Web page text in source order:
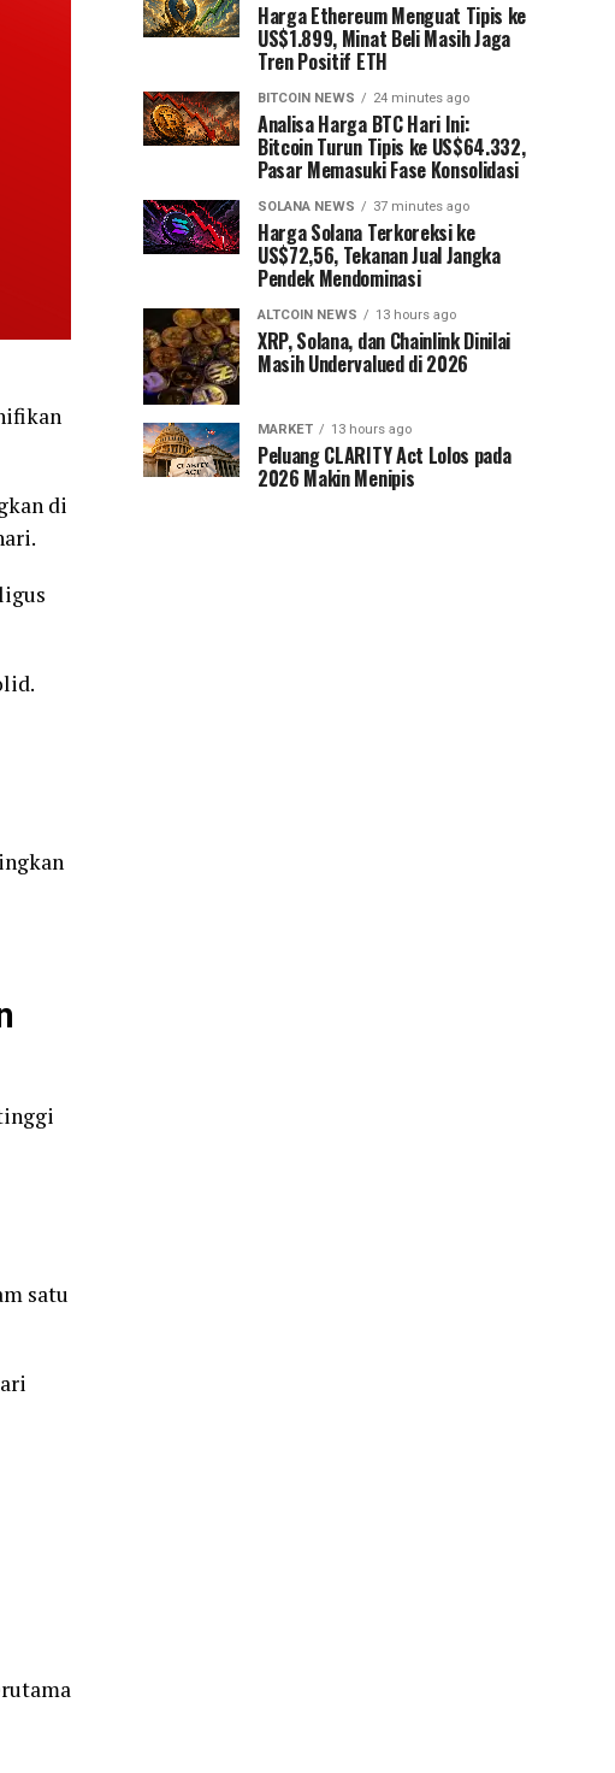
di
satu
Harga Ethereum Menguat Tipis ke
US$1.899, Minat Beli Masih Jaga
Tren Positif ETH
BITCOIN NEWS 24 minutes ago
Analisa Harga BTC Hari Ini:
Bitcoin Turun Tipis ke US$64.332,
Pasar Memasuki Fase Konsolidasi
SOLANA NEWS 37 minutes ago
Harga Solana Terkoreksi ke
US$72,56, Tekanan Jual Jangka
Pendek Mendominasi
ALTCOIN NEWS 13 hours ago
XRP, Solana, dan Chainlink Dinilai
Masih Undervalued di 2026
MARKET 13 hours ago
Peluang CLARITY Act Lolos pada
2026 Makin Menipis